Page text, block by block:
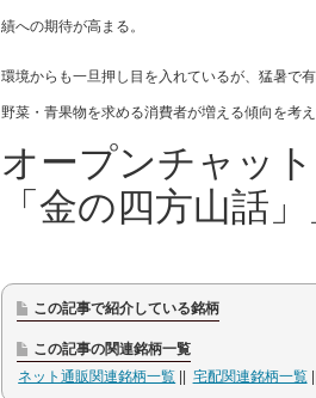
績への期待が高まる。
環境からも一旦押し目を入れているが、猛暑で
野菜・青果物を求める消費者が増える傾向を考
オープンチャッ
「金の四方山話
この記事で紹介している銘柄
この記事の関連銘柄一覧
ネット通販関連銘柄一覧
宅配関連銘柄一覧